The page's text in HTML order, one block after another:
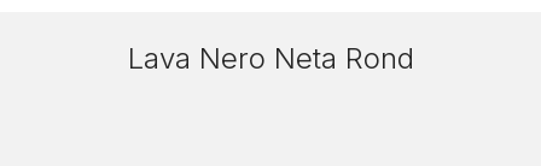
Lava Nero Neta Rond